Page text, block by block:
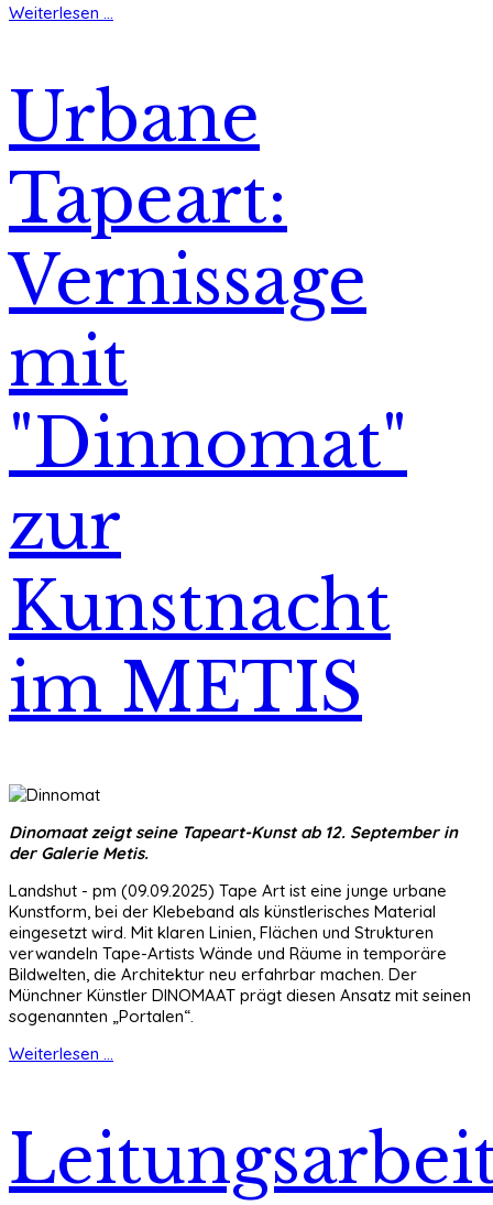
Weiterlesen ...
Urbane
Tapeart:
Vernissage
mit
"Dinnomat"
zur
Kunstnacht
im METIS
Dinomaat zeigt seine Tapeart-Kunst ab 12. September in
der Galerie Metis.
Landshut - pm (09.09.2025) Tape Art ist eine junge urbane
Kunstform, bei der Klebeband als künstlerisches Material
eingesetzt wird. Mit klaren Linien, Flächen und Strukturen
verwandeln Tape-Artists Wände und Räume in temporäre
Bildwelten, die Architektur neu erfahrbar machen. Der
Münchner Künstler DINOMAAT prägt diesen Ansatz mit seinen
sogenannten „Portalen“.
Weiterlesen ...